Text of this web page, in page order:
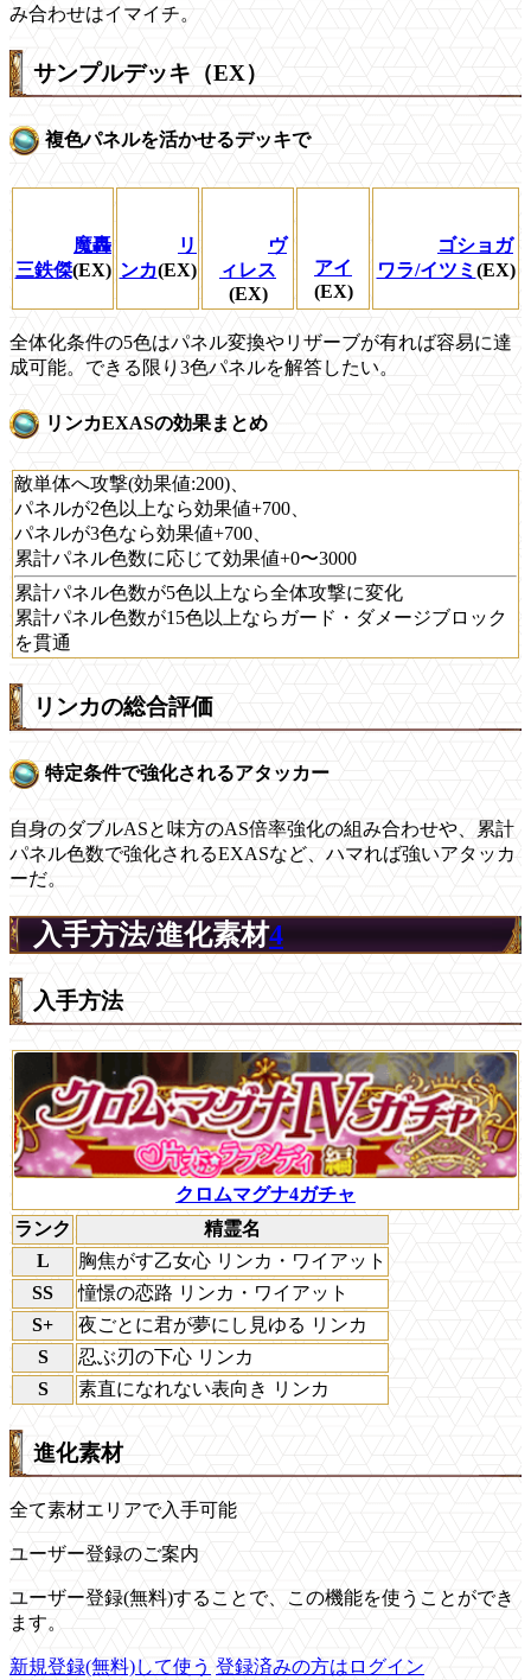
み合わせはイマイチ。
サンプルデッキ（EX）
複色パネルを活かせるデッキで
魔轟
三鉄傑(EX)
リ
ンカ(EX)
ヴ
ィレス
(EX)
アイ
(EX)
ゴショガ
ワラ/イツミ (EX)
全体化条件の5色はパネル変換やリザーブが有れば容易に達
成可能。できる限り3色パネルを解答したい。
リンカEXASの効果まとめ
敵単体へ攻撃(効果値:200)、
パネルが2色以上なら効果値+700、
パネルが3色なら効果値+700、
累計パネル色数に応じて効果値+0〜3000
累計パネル色数が5色以上なら全体攻撃に変化
累計パネル色数が15色以上ならガード・ダメージブロック
を貫通
リンカの総合評価
特定条件で強化されるアタッカー
自身のダブルASと味方のAS倍率強化の組み合わせや、累計
パネル色数で強化されるEXASなど、ハマれば強いアタッカ
ーだ。
入手方法/進化素材4
入手方法
クロムマグナ4ガチャ
ランク
精霊名
L
胸焦がす乙女心 リンカ・ワイアット
SS
憧憬の恋路 リンカ・ワイアット
S+
夜ごとに君が夢にし見ゆる リンカ
S
忍ぶ刃の下心 リンカ
S
素直になれない表向き リンカ
進化素材
全て素材エリアで入手可能
ユーザー登録のご案内
ユーザー登録(無料)することで、この機能を使うことができ
ます。
新規登録(無料)して使う 登録済みの方はログイン